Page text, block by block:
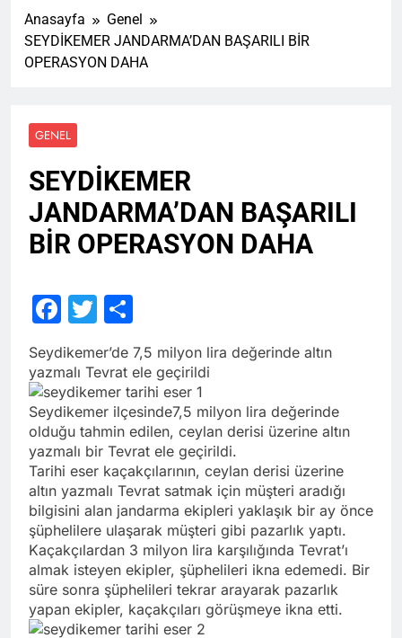
Anasayfa
Genel
SEYDİKEMER JANDARMA’DAN BAŞARILI BİR
OPERASYON DAHA
GENEL
SEYDİKEMER
JANDARMA’DAN BAŞARILI
BİR OPERASYON DAHA
Facebook
Twitter
Seydikemer’de 7,5 milyon lira değerinde altın
yazmalı Tevrat ele geçirildi
Seydikemer ilçesinde7,5 milyon lira değerinde
olduğu tahmin edilen, ceylan derisi üzerine altın
yazmalı bir Tevrat ele geçirildi.
Tarihi eser kaçakçılarının, ceylan derisi üzerine
altın yazmalı Tevrat satmak için müşteri aradığı
bilgisini alan jandarma ekipleri yaklaşık bir ay önce
şüphelilere ulaşarak müşteri gibi pazarlık yaptı.
Kaçakçılardan 3 milyon lira karşılığında Tevrat’ı
almak isteyen ekipler, şüphelileri ikna edemedi. Bir
süre sonra şüphelileri tekrar arayarak pazarlık
yapan ekipler, kaçakçıları görüşmeye ikna etti.